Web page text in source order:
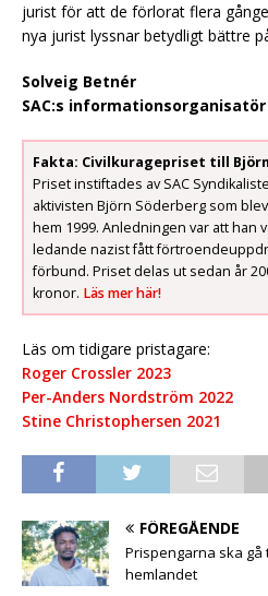
jurist för att de förlorat flera
nya jurist lyssnar betydligt bättre
Solveig Betnér
SAC:s informationsorganisatör
Fakta: Civilkuragepriset till
Priset instiftades av SAC
aktivisten Björn Söderberg som
hem 1999. Anledningen var att han
ledande nazist fått
förbund. Priset delas ut sedan år
kronor. Läs mer här!
Läs om tidigare pristagare:
Roger Crossler 2023
Per-Anders Nordström 2022
Stine Christophersen 2021
FÖREGÅENDE
Prispengarna ska
hemlandet